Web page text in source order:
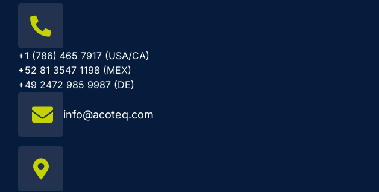
+1 (786) 465 7917 (USA/CA)
+52 81 3547 1198 (MEX)
+49 2472 985 9987 (DE)
info@acoteq.com